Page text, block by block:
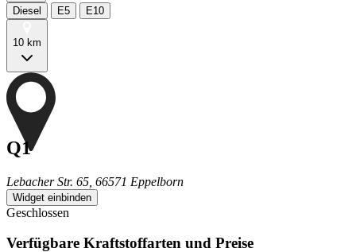
Diesel E5 E10
10 km
Q1
Lebacher Str. 65, 66571 Eppelborn
Widget einbinden
Geschlossen
Verfügbare Kraftstoffarten und Preise